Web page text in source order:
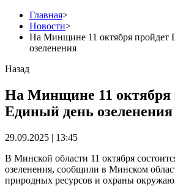
Главная>
Новости>
На Минщине 11 октября пройдет
озеленения
Назад
На Минщине 11 октября
Единый день озеленения
29.09.2025 | 13:45
В Минской области 11 октября
озеленения, сообщили в Минском
природных ресурсов и охраны